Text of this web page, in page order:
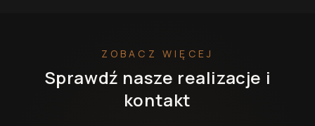
ZOBACZ WIĘCEJ
Sprawdź nasze realizacje i
kontakt